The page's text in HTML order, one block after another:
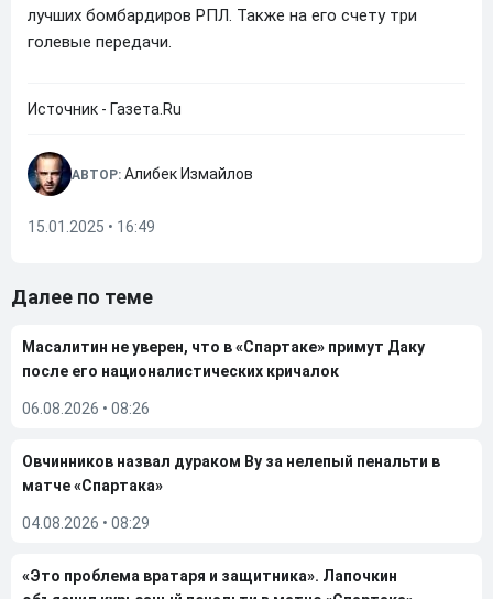
лучших бомбардиров РПЛ. Также на его счету три
голевые передачи.
Источник - Газета.Ru
АВТОР: Алибек Измайлов
15.01.2025 • 16:49
Далее по теме
Масалитин не уверен, что в «Спартаке» примут Даку
после его националистических кричалок
06.08.2026 • 08:26
Овчинников назвал дураком Ву за нелепый пенальти в
матче «Спартака»
04.08.2026 • 08:29
«Это проблема вратаря и защитника». Лапочкин